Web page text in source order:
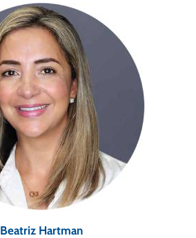
Beatriz Hartman